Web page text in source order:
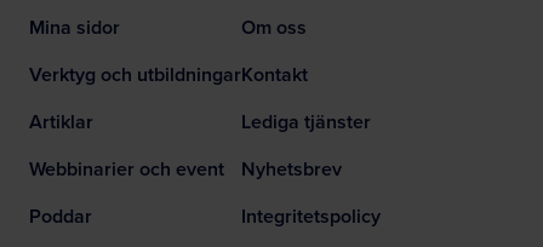
Mina sidor
Verktyg och utbildningar
Artiklar
Webbinarier och event
Poddar
Om oss
Kontakt
Lediga tjänster
Nyhetsbrev
Integritetspolicy